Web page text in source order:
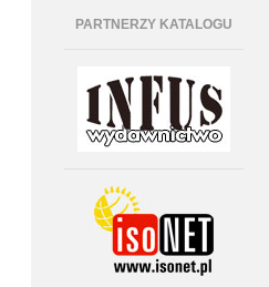
PARTNERZY KATALOGU